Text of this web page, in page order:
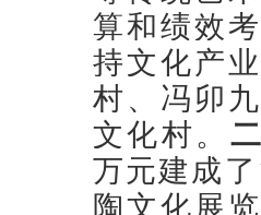
算和绩效
持文化产
村、冯卯
文化村。
万元建成
陶文化展